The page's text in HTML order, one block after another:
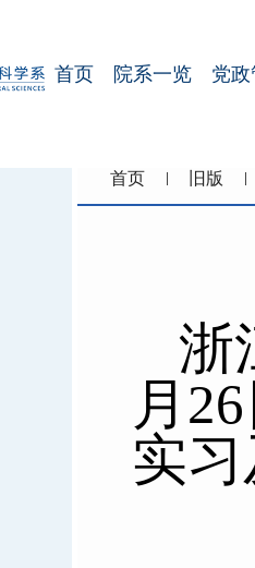
首页 院系一览 党
首页 旧版
浙
月
实